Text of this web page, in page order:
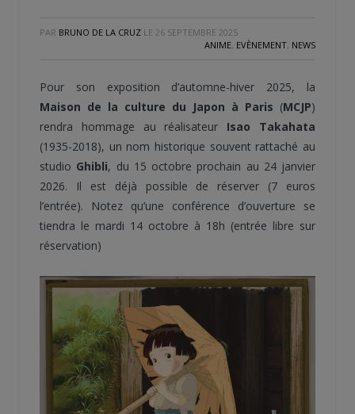
PAR BRUNO DE LA CRUZ LE 26 SEPTEMBRE 2025
ANIME, EVÈNEMENT, NEWS
Pour son exposition d’automne-hiver 2025, la
Maison de la culture du Japon à Paris (MCJP)
rendra hommage au réalisateur Isao Takahata
(1935-2018), un nom historique souvent rattaché au
studio Ghibli, du 15 octobre prochain au 24 janvier
2026. Il est déjà possible de réserver (7 euros
l’entrée). Notez qu’une conférence d’ouverture se
tiendra le mardi 14 octobre à 18h (entrée libre sur
réservation)